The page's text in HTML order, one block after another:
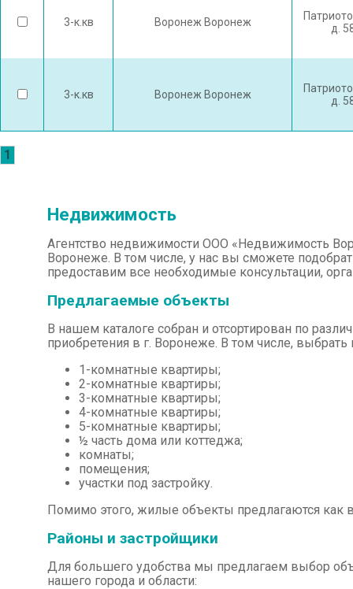
3-к.кв Воронеж Воронеж
д.
3-к.кв Воронеж Воронеж
д.
1
Недвижимость
Агентство недвижимости ООО «Недвижимость
Воронеже. В том числе, у нас вы сможете
предоставим все необходимые консультации,
Предлагаемые объекты
В нашем каталоге собран и отсортирован по
приобретения в г. Воронеже. В том числе,
1-комнатные квартиры;
2-комнатные квартиры;
3-комнатные квартиры;
4-комнатные квартиры;
5-комнатные квартиры;
½ часть дома или коттеджа;
комнаты;
помещения;
участки под застройку.
Помимо этого, жилые объекты предлагаются как
Районы и застройщики
Для большего удобства мы предлагаем выбор
нашего города и области: